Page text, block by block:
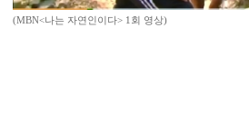
(MBN<나는 자연인이다> 1회 영상)